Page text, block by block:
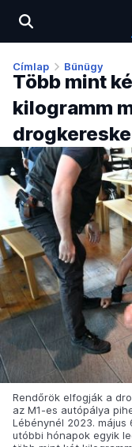
Címlap Bűnügy
Több mint
kilogramm
Rendőrök elfogják a
az M1-es autópálya
Lébénynél 2023.
utóbbi hónapok egyik